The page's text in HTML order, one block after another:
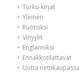
Turku-kirjat
Yleinen
Ruotsiksi
Vinyylit
Englanniksi
Ennakkotilattavat
Uutta nettikaupassa